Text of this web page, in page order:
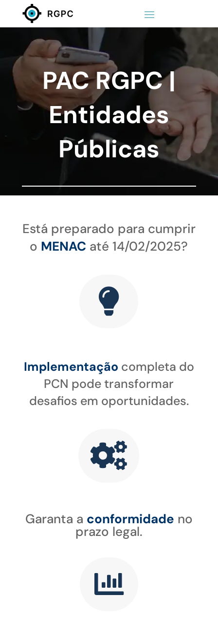
PAC RGPC |
Entidades
Públicas
Está preparado para cumprir
o MENAC até 14/02/2025?

Implementação completa do
PCN pode transformar
desafios em oportunidades.

Garanta a conformidade no
prazo legal.
